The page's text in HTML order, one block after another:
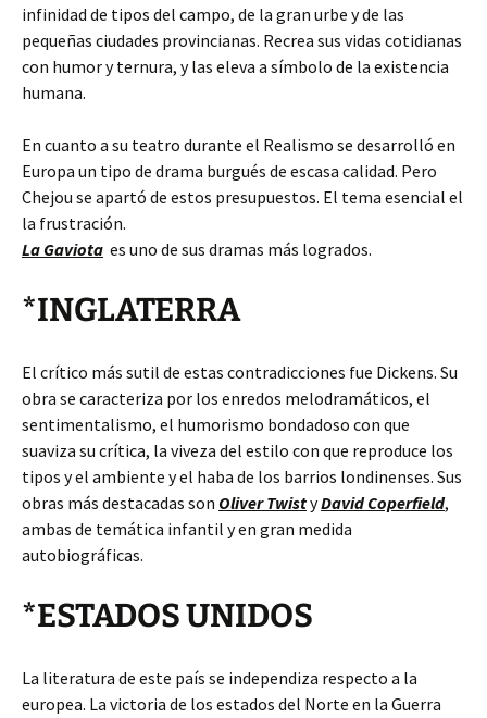
infinidad de tipos del campo, de la gran urbe y de las
pequeñas ciudades provincianas. Recrea sus vidas cotidianas
con humor y ternura, y las eleva a símbolo de la existencia
humana.
En cuanto a su teatro durante el Realismo se desarrolló en
Europa un tipo de drama burgués de escasa calidad. Pero
Chejou se apartó de estos presupuestos. El tema esencial el
la frustración.
La Gaviota es uno de sus dramas más logrados.
*INGLATERRA
El crítico más sutil de estas contradicciones fue Dickens. Su
obra se caracteriza por los enredos melodramáticos, el
sentimentalismo, el humorismo bondadoso con que
suaviza su crítica, la viveza del estilo con que reproduce los
tipos y el ambiente y el haba de los barrios londinenses. Sus
obras más destacadas son Oliver TwistyDavid Coperfield,
ambas de temática infantil y en gran medida
autobiográficas.
*ESTADOS UNIDOS
La literatura de este país se independiza respecto a la
europea. La victoria de los estados del Norte en la Guerra